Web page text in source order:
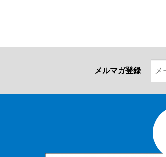
メルマガ登録